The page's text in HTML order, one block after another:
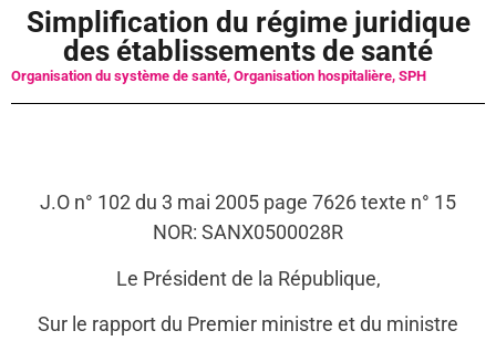
Simplification du régime juridique
des établissements de santé
Organisation du système de santé, Organisation hospitalière, SPH
J.O n° 102 du 3 mai 2005 page 7626 texte n° 15
NOR: SANX0500028R
Le Président de la République,
Sur le rapport du Premier ministre et du ministre